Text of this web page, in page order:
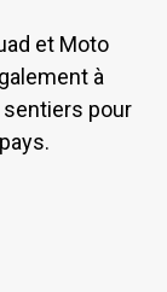
et Moto
à
sentiers pour